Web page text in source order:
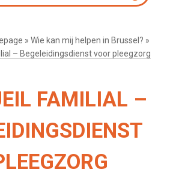
»Wie kan mij helpen in Brussel? »
– Begeleidingsdienst voor pleegzorg
FAMILIAL –